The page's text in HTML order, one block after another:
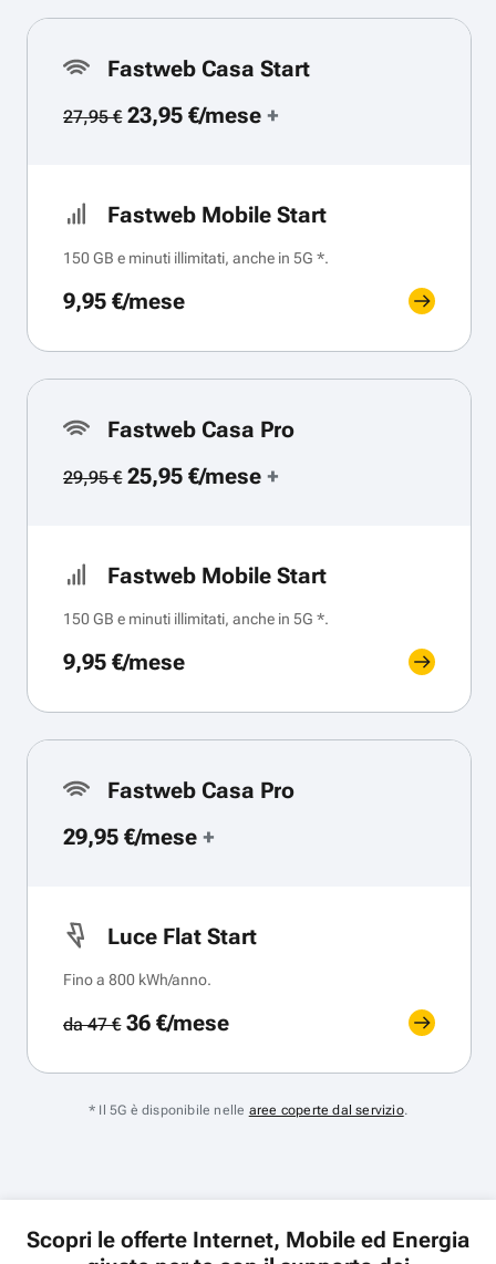
Fastweb Casa Start
27,95 €23,95 €/mese+
Fastweb Mobile Start
150 GB e minuti illimitati, anche in 5G *.
9,95 €/mese
Fastweb Casa Pro
29,95 €25,95 €/mese+
Fastweb Mobile Start
150 GB e minuti illimitati, anche in 5G *.
9,95 €/mese
Fastweb Casa Pro
29,95 €/mese +
Luce Flat Start
Fino a 800 kWh/anno.
da 47 €36 €/mese
* Il 5G è disponibile nelle aree coperte dal servizio.
Scopri le offerte Internet, Mobile ed Energia